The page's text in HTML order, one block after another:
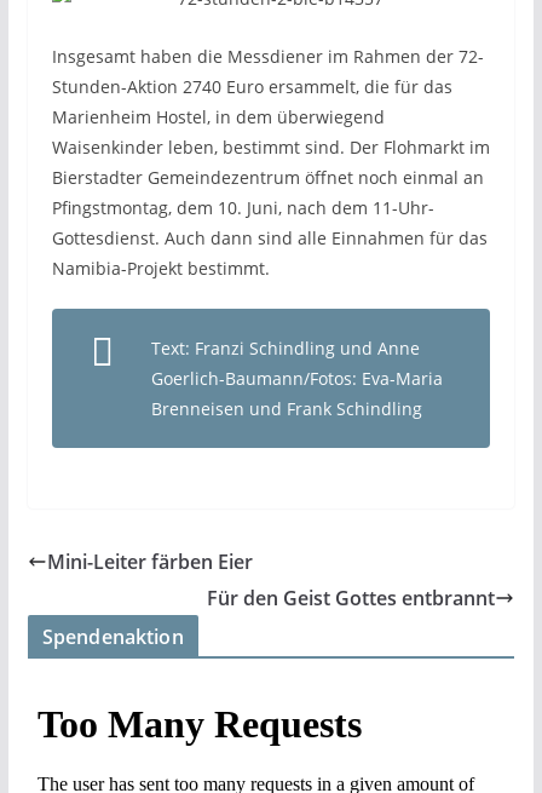
Insgesamt haben die Messdiener im Rahmen der 72-
Stunden-Aktion 2740 Euro ersammelt, die für das
Marienheim Hostel, in dem überwiegend
Waisenkinder leben, bestimmt sind. Der Flohmarkt im
Bierstadter Gemeindezentrum öffnet noch einmal an
Pfingstmontag, dem 10. Juni, nach dem 11-Uhr-
Gottesdienst. Auch dann sind alle Einnahmen für das
Namibia-Projekt bestimmt.
Text: Franzi Schindling und Anne
Goerlich-Baumann/Fotos: Eva-Maria
Brenneisen und Frank Schindling
Mini-Leiter färben Eier
Für den Geist Gottes entbrannt
Spendenaktion